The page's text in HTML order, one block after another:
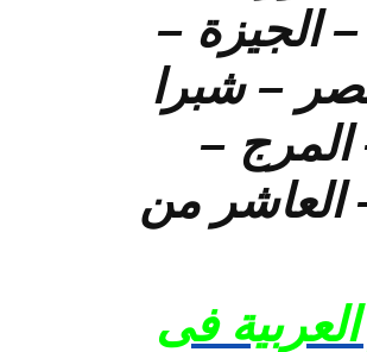
الجيزة –
– شبرا
المرج –
العاشر من
فى